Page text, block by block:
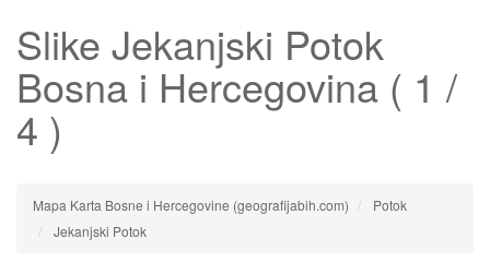
Slike Jekanjski Potok
Bosna i Hercegovina ( 1 /
4 )
Mapa Karta Bosne i Hercegovine (geografijabih.com)
Potok
Jekanjski Potok